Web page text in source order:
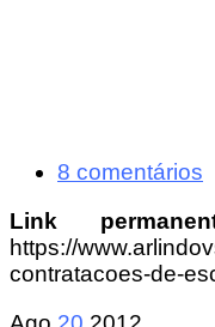
8 comentários
Link
https://
contratacoes-de-